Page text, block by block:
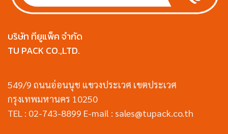
บริษัท ทียูแพ็ค จำกัด
TU PACK CO.,LTD.
549/9 ถนนอ่อนนุช แขวงประเวศ เขตประเวศ
กรุงเทพมหานคร 10250
TEL : 02-743-8899 E-mail : sales@tupack.co.th